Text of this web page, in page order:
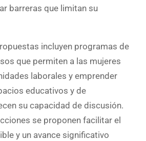
barreras que limitan su
incluyen programas de
que permiten a las mujeres
laborales y emprender
educativos y de
su capacidad de discusión.
se proponen facilitar el
y un avance significativo